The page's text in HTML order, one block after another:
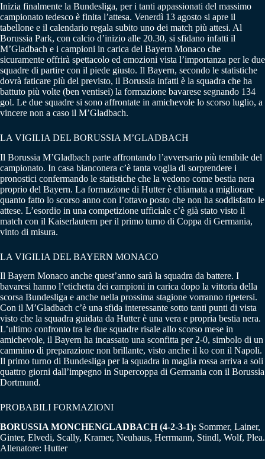
Inizia finalmente la Bundesliga, per i tanti appassionati del massimo
campionato tedesco è finita l’attesa. Venerdì 13 agosto si apre il
tabellone e il calendario regala subito uno dei match più attesi. Al
Borussia Park, con calcio d’inizio alle 20.30, si sfidano infatti il
M’Gladbach e i campioni in carica del Bayern Monaco che
sicuramente offrirà spettacolo ed emozioni vista l’importanza per le due
squadre di partire con il piede giusto. Il Bayern, secondo le statistiche
dovrà faticare più del previsto, il Borussia infatti è la squadra che ha
battuto più volte (ben ventisei) la formazione bavarese segnando 134
gol. Le due squadre si sono affrontate in amichevole lo scorso luglio, a
vincere non a caso il M’Gladbach.
LA VIGILIA DEL BORUSSIA M’GLADBACH
Il Borussia M’Gladbach parte affrontando l’avversario più temibile del
campionato. In casa bianconera c’è tanta voglia di sorprendere i
pronostici confermando le statistiche che la vedono come bestia nera
proprio del Bayern. La formazione di Hutter è chiamata a migliorare
quanto fatto lo scorso anno con l’ottavo posto che non ha soddisfatto le
attese. L’esordio in una competizione ufficiale c’è già stato visto il
match con il Kaiserlautern per il primo turno di Coppa di Germania,
vinto di misura.
LA VIGILIA DEL BAYERN MONACO
Il Bayern Monaco anche quest’anno sarà la squadra da battere. I
bavaresi hanno l’etichetta dei campioni in carica dopo la vittoria della
scorsa Bundesliga e anche nella prossima stagione vorranno ripetersi.
Con il M’Gladbach c’è una sfida interessante sotto tanti punti di vista
visto che la squadra guidata da Hutter è una vera e propria bestia nera.
L’ultimo confronto tra le due squadre risale allo scorso mese in
amichevole, il Bayern ha incassato una sconfitta per 2-0, simbolo di un
cammino di preparazione non brillante, visto anche il ko con il Napoli.
Il primo turno di Bundesliga per la squadra in maglia rossa arriva a soli
quattro giorni dall’impegno in Supercoppa di Germania con il Borussia
Dortmund.
PROBABILI FORMAZIONI
BORUSSIA MONCHENGLADBACH (4-2-3-1): Sommer, Lainer,
Ginter, Elvedi, Scally, Kramer, Neuhaus, Herrmann, Stindl, Wolf, Plea.
Allenatore: Hutter